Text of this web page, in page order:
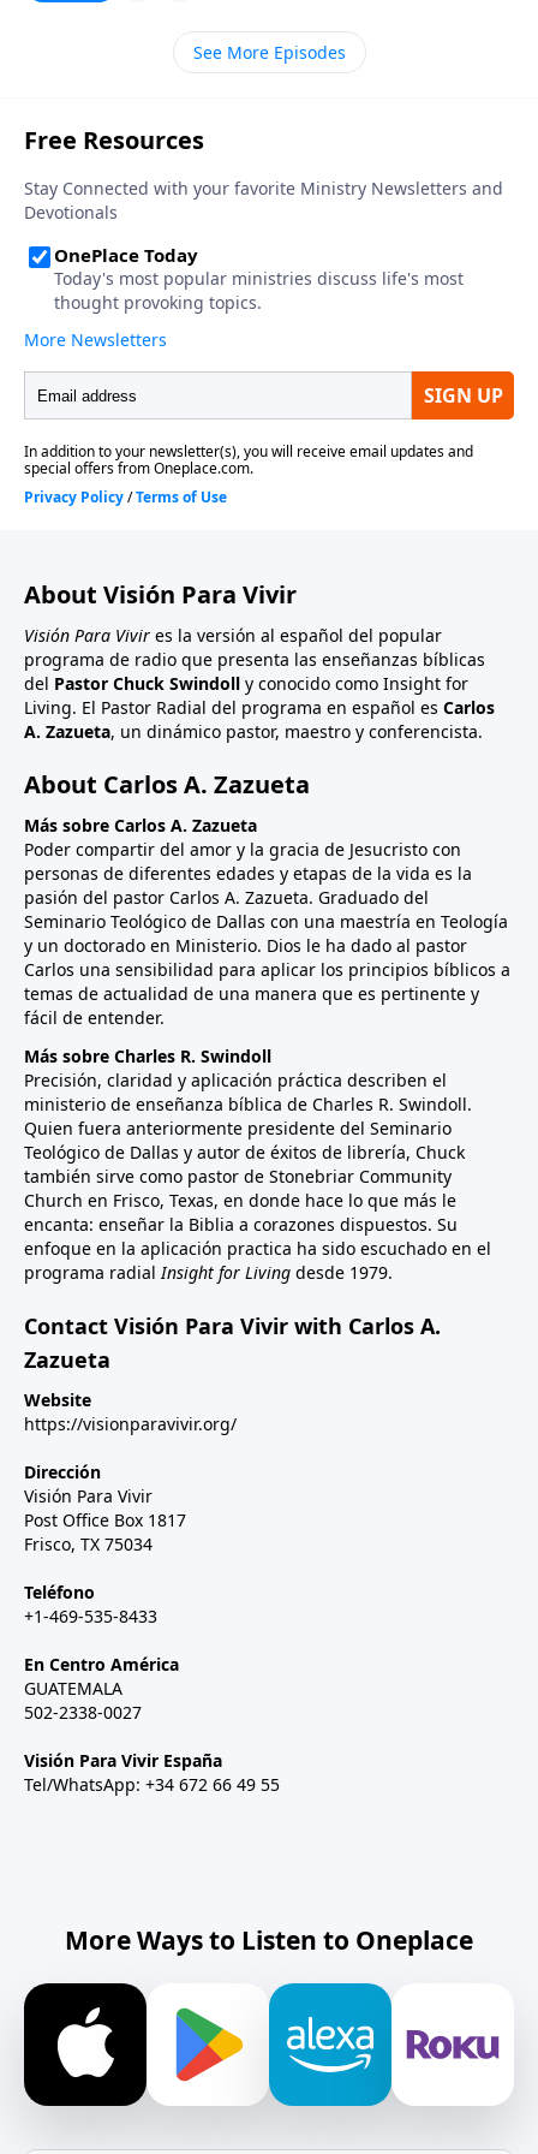
con el cuerpo humano nos ayudará a comprender
mejor cuál es nuestra contribución única a la iglesia
el tiempo que pasamos en la Palabra de Dios nos
dejará con una conciencia realista de lo que significa
estar entre el rebaño de nuestro Pastor, y cómo se
See More Episodes
About Visión Para Vivir
Visión Para Vivir es la versión al español del popular
programa de radio que presenta las enseñanzas bíblicas
del Pastor Chuck Swindoll y conocido como Insight for
Living. El Pastor Radial del programa en español es Carlos
A. Zazueta, un dinámico pastor, maestro y conferencista.
About Carlos A. Zazueta
Más sobre Carlos A. Zazueta
Poder compartir del amor y la gracia de Jesucristo con
personas de diferentes edades y etapas de la vida es la
pasión del pastor Carlos A. Zazueta. Graduado del
Seminario Teológico de Dallas con una maestría en Teología
y un doctorado en Ministerio. Dios le ha dado al pastor
Carlos una sensibilidad para aplicar los principios bíblicos a
temas de actualidad de una manera que es pertinente y
fácil de entender.
Más sobre Charles R. Swindoll
Precisión, claridad y aplicación práctica describen el
ministerio de enseñanza bíblica de Charles R. Swindoll.
Quien fuera anteriormente presidente del Seminario
Teológico de Dallas y autor de éxitos de librería, Chuck
también sirve como pastor de Stonebriar Community
Church en Frisco, Texas, en donde hace lo que más le
encanta: enseñar la Biblia a corazones dispuestos. Su
enfoque en la aplicación practica ha sido escuchado en el
programa radialInsight for Living desde 1979.
Contact Visión Para Vivir with Carlos A.
Zazueta
Website
https://visionparavivir.org/
Dirección
Visión Para Vivir
Post Office Box 1817
Frisco, TX 75034
Teléfono
+1-469-535-8433
En Centro América
GUATEMALA
502-2338-0027
Visión Para Vivir España
Tel/WhatsApp: +34 672 66 49 55
More Ways to Listen to Oneplace